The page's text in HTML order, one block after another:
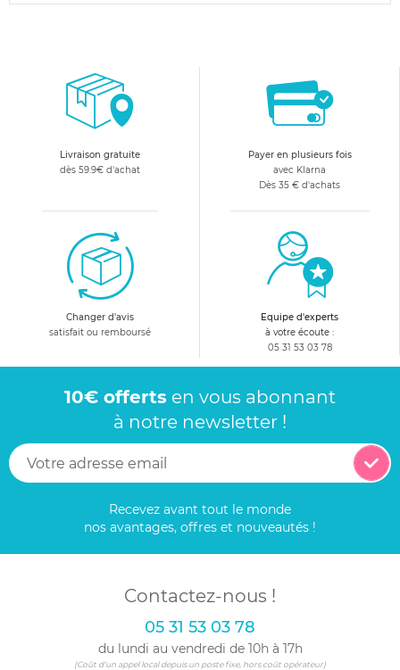
Livraison gratuite
dès 59.9€ d'achat
Payer en plusieurs fois
avec Klarna
Dès 35 € d'achats
Changer d'avis
satisfait ou remboursé
Equipe d'experts
à votre écoute :
05 31 53 03 78
10€ offerts en vous abonnant
à notre newsletter !
Recevez avant tout le monde
nos avantages, offres et nouveautés !
Contactez-nous !
05 31 53 03 78
du lundi au vendredi de 10h à 17h
(Coût d'un appel local depuis un poste fixe, hors coût opérateur)